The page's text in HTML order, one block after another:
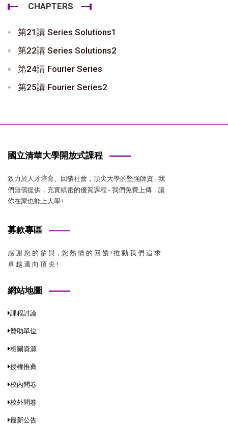
CHAPTERS
第21講 Series Solutions1
第22講 Series Solutions2
第24講 Fourier Series
第25講 Fourier Series2
國立清華大學開放式課程
致力於人才培育、回饋社會，頂尖大學的堅強師資 - 我
們無償提供，充實縝密的優質課程 - 我們免費上傳，讓
你在家也能上大學 !
募款專區
感 謝 您 的 參 與，您 熱 情 的 回 饋 ! 推 動 我 們 追 求
卓 越 邁 向 頂 尖 !
網站地圖
課程討論
贊助單位
相關資源
授權推薦
校內問卷
校外問卷
最新公告